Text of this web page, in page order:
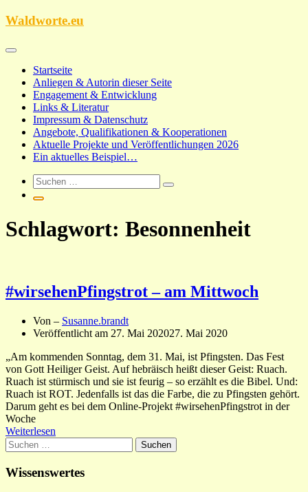
Zum
Waldworte.eu
Startseite
Anliegen & Autorin dieser Seite
Engagement & Entwicklung
Links & Literatur
Impressum & Datenschutz
Angebote, Qualifikationen & Kooperationen
Aktuelle Projekte und Veröffentlichungen 2026
Ein aktuelles Beispiel…
Schlagwort: Besonnenheit
#wirsehenPfingstrot – am Mittwoch
Von – Susanne.brandt
Veröffentlicht am 27. Mai 202027. Mai 2020
„Am kommenden Sonntag, dem 31. Mai, ist Pfingsten. Das Fest
von Gott Heiliger Geist. Auf hebräisch heißt dieser Geist: Ruach.
Ruach ist stürmisch und sie ist feurig – so erzählt es die Bibel. Und:
Ruach ist ROT. Jedenfalls ist das die Farbe, die zu Pfingsten gehört.
Darum geht es bei dem Online-Projekt #wirsehenPfingstrot in der
Woche
Weiterlesen
Suchen
nach:
Wissenswertes